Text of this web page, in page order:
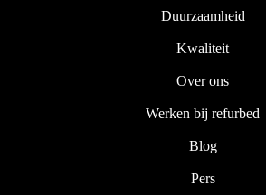
Duurzaamheid
Kwaliteit
Over ons
Werken bij refurbed
Blog
Pers